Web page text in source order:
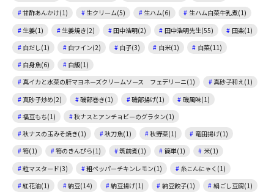
甘酢あんかけ(1)
生クリーム(5) 生ハム(6)
生ハム白菜牛乳煮(1)
生姜(1)
生姜焼き(2) 田中浩明(2) 田中浩明先生(55)
田楽(1)
白だし(1)
白ワイン(2) 白子(3) 白米(1)
白菜(11)
白身魚(6)
白飯(1)
真イカと水菜の肝マヨネーズクリームソース フェデリーニ(1)
真砂子和え(1)
真砂子炒め(2)
磯部巻き(1) 磯部揚げ(1)
磯風味(1)
福豆もち(1)
秋ナスとアンチョビーのグラタン(1)
秋ナスの玉みそ焼き(1)
秋刀魚(1) 秋野菜(1)
竜田揚げ(1)
筍(1)
筍のきんぴら(1) 筑前煮(1) 簡単(1)
米(1)
粒マスタード(3)
粗ペッパーチキンレモン(1)
糸こんにゃく(1)
紅花油(1)
納豆(14) 納豆揚げ(1) 納豆餃子(1)
絹ごし豆腐(1)